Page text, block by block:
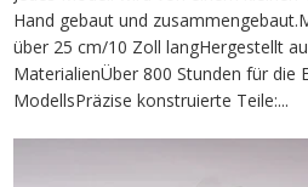
Hand gebaut und
über 25 cm/10 Zoll langHergestellt
MaterialienÜber 800 Stunden für die
ModellsPräzise konstruierte Teile:...